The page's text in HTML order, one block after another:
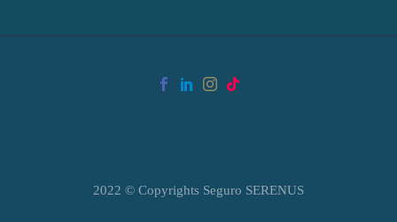
2022 © Copyrights Seguro SERENUS